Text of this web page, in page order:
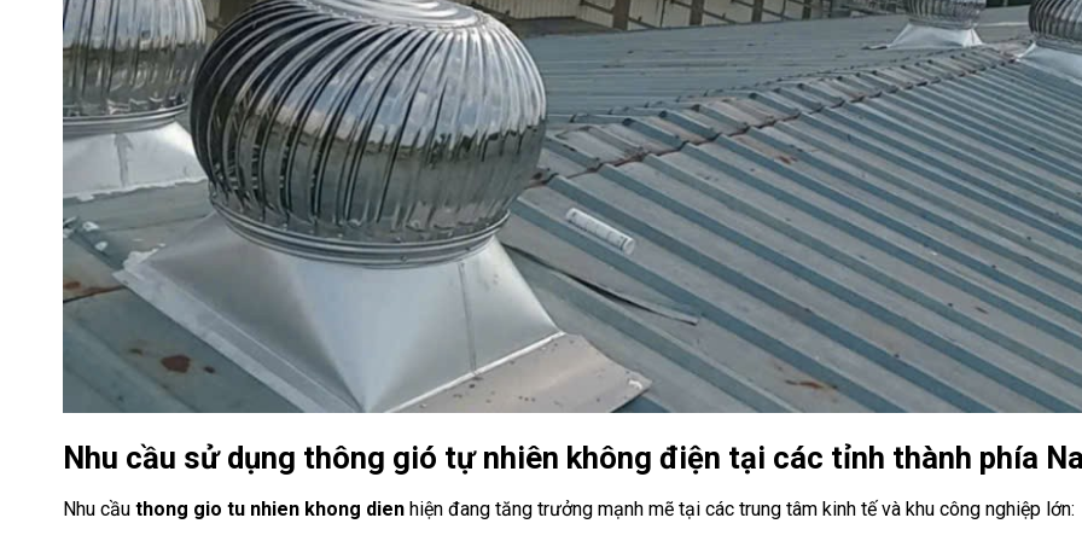
Nhu cầu sử dụng thông gió tự nhiên không điện tại các tỉnh thành phía
Nhu cầu thong gio tu nhien khong dien hiện đang tăng trưởng mạnh mẽ tại các trung tâm kinh tế và khu công nghiệp lớn: